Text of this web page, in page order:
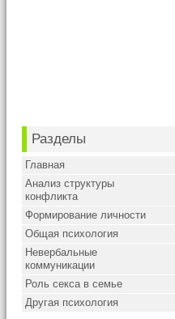
Разделы
Главная
Анализ структуры
конфликта
Формирование личности
Общая психология
Невербальные
коммуникации
Роль секса в семье
Другая психология